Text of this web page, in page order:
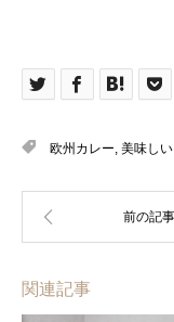
欧州カレー 美味しい
関連記事